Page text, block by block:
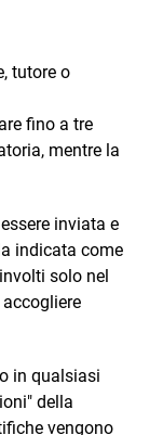
tutore o
fino a tre
mentre la
inviata e
indicata come
solo nel
in qualsiasi
della
vengono